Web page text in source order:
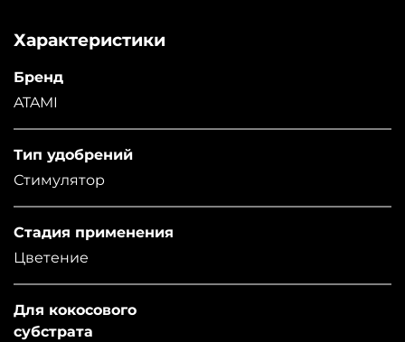
Характеристики
Бренд
ATAMI
Тип удобрений
Стимулятор
Стадия применения
Цветение
Для кокосового
субстрата